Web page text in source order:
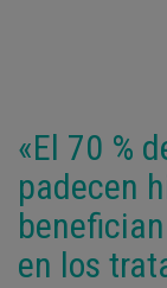
«El 70 %
padecen
en los